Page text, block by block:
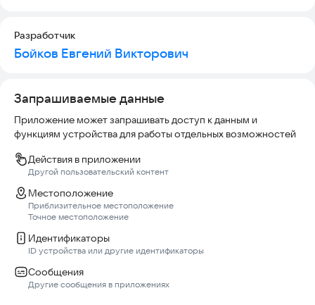
Разработчик
Бойков Евгений Викторович
Запрашиваемые данные
Приложение может запрашивать доступ к данным и
функциям устройства для работы отдельных возможностей
Действия в приложении
Другой пользовательский контент
Местоположение
Приблизительное местоположение
Точное местоположение
Идентификаторы
ID устройства или другие идентификаторы
Сообщения
Другие сообщения в приложениях